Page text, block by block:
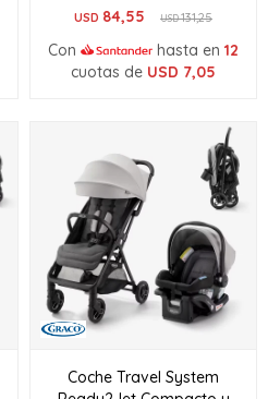
USD 84,55 USD131,25
Con hasta en 12
cuotas de USD 7,05
Coche Travel System